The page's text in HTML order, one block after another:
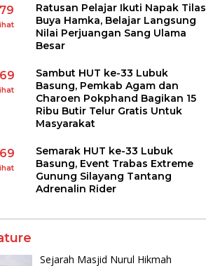
Ratusan Pelajar Ikuti Napak Tilas
Buya Hamka, Belajar Langsung
Nilai Perjuangan Sang Ulama
Besar
Sambut HUT ke-33 Lubuk
Basung, Pemkab Agam dan
Charoen Pokphand Bagikan 15
Ribu Butir Telur Gratis Untuk
Masyarakat
Semarak HUT ke-33 Lubuk
Basung, Event Trabas Extreme
Gunung Silayang Tantang
Adrenalin Rider
Sejarah Masjid Nurul Hikmah